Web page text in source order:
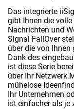
Das integrierte
gibt Ihnen die
Nachrichten und
Signal FailOver
über die von
Dank des
ist diese Serie
über Ihr
mühelose
Ihr Unternehmen
ist einfacher als je